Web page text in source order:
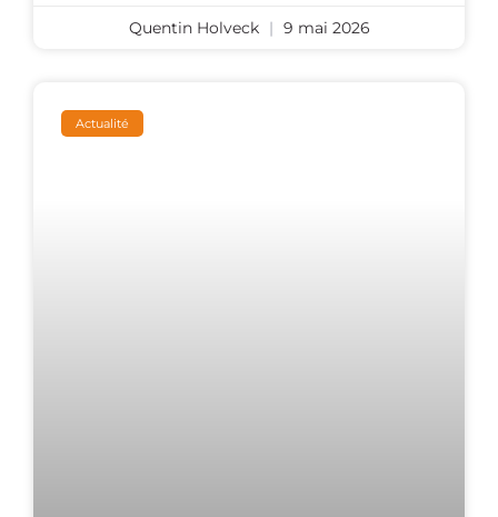
Quentin Holveck 9 mai 2026
Actualité